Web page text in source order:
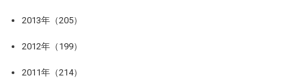
2013年（205）
2012年（199）
2011年（214）